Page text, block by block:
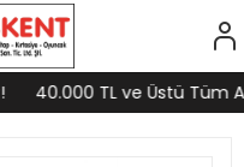
40.000 TL ve Üstü Tüm